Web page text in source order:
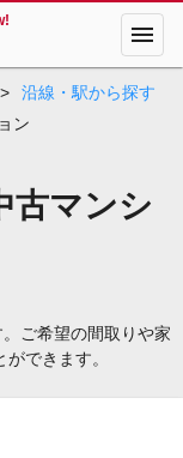
menu
>
沿線・駅から探す
ン
古マンシ
ご希望の間取りや家
できます。